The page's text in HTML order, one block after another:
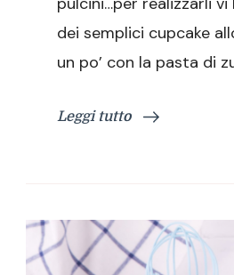
tutorial)
dei semplici cupcake
un po’ con la pasta di
Leggi tutto